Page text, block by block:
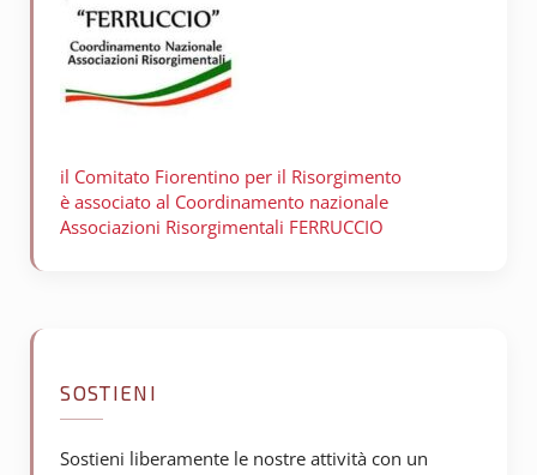
il Comitato Fiorentino per il Risorgimento
è associato al Coordinamento nazionale
Associazioni Risorgimentali FERRUCCIO
SOSTIENI
Sostieni liberamente le nostre attività con un